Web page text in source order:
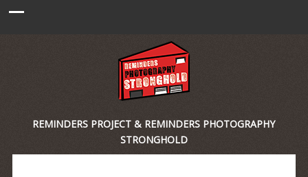
REMINDERS PROJECT & REMINDERS PHOTOGRAPHY
STRONGHOLD